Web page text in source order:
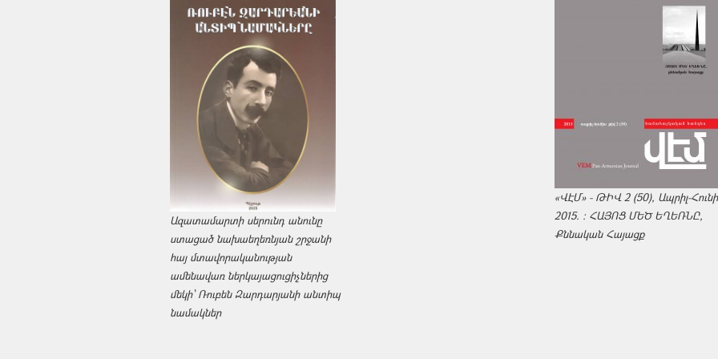
Ազատամարտի սերունդ անունը
ստացած նախաեղեռնյան շրջանի
հայ մտավորականության
ամենավառ ներկայացուցիչներից
մեկի՝ Ռուբեն Զարդարյանի անտիպ
նամակներ
«ՎԷՄ» - ԹԻՎ 2 (50), Ապրիլ-
2015. : ՀԱՅՈՑ ՄԵԾ ԵՂԵՌՆԸ,
Քննական Հայացք